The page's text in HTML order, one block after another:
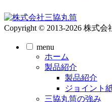
Copyright © 2013-2026 株式会
menu
ホーム
製品紹介
製品紹介
ジョイント
三協丸筒の強み